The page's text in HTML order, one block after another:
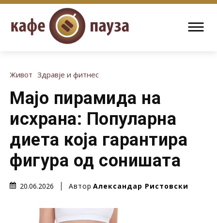
Живот Здравје и фитнес
Мајо пирамида на
исхрана: Популарна
диета која гарантира
фигура од сонишата
20.06.2026 Автор Александар Ристовски